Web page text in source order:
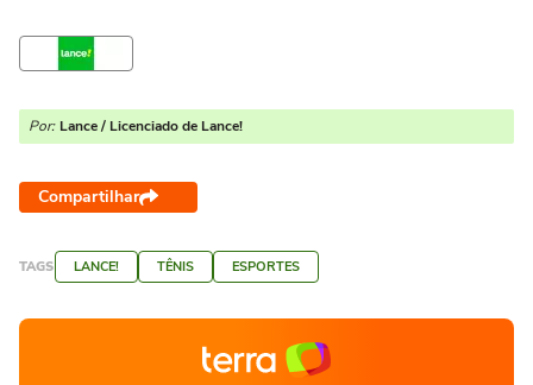
Por: Lance / Licenciado de Lance!
Compartilhar
TAGS LANCE! TÊNIS ESPORTES